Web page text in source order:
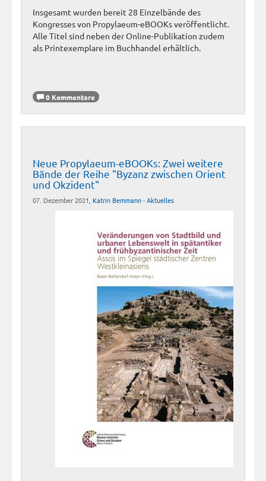
Insgesamt wurden bereit 28 Einzelbände des
Kongresses von Propylaeum-eBOOKs veröffentlicht.
Alle Titel sind neben der Online-Publikation zudem
als Printexemplare im Buchhandel erhältlich.
0 Kommentare
Neue Propylaeum-eBOOKs: Zwei weitere
Bände der Reihe "Byzanz zwischen Orient
und Okzident"
07. Dezember 2021, Katrin Bemmann-Aktuelles